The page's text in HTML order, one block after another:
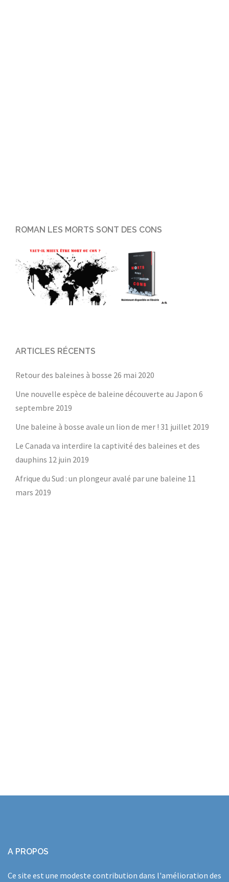
ROMAN LES MORTS SONT DES CONS
ARTICLES RÉCENTS
Retour des baleines à bosse 26 mai 2020
Une nouvelle espèce de baleine découverte au Japon 6
septembre 2019
Une baleine à bosse avale un lion de mer ! 31 juillet 2019
Le Canada va interdire la captivité des baleines et des
dauphins 12 juin 2019
Afrique du Sud : un plongeur avalé par une baleine 11
mars 2019
A PROPOS
Ce site est une modeste contribution dans l'amélioration des